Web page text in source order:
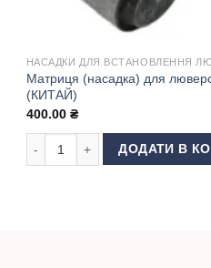
НАСАДКИ ДЛЯ ВСТАНОВЛЕННЯ
Матриця (насадка) для
(КИТАЙ)
400.00 ₴
Матриця (насадка) для
ДОДАТИ В